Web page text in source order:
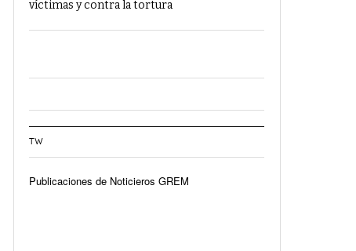
víctimas y contra la tortura
TW
Publicaciones de Noticieros GREM